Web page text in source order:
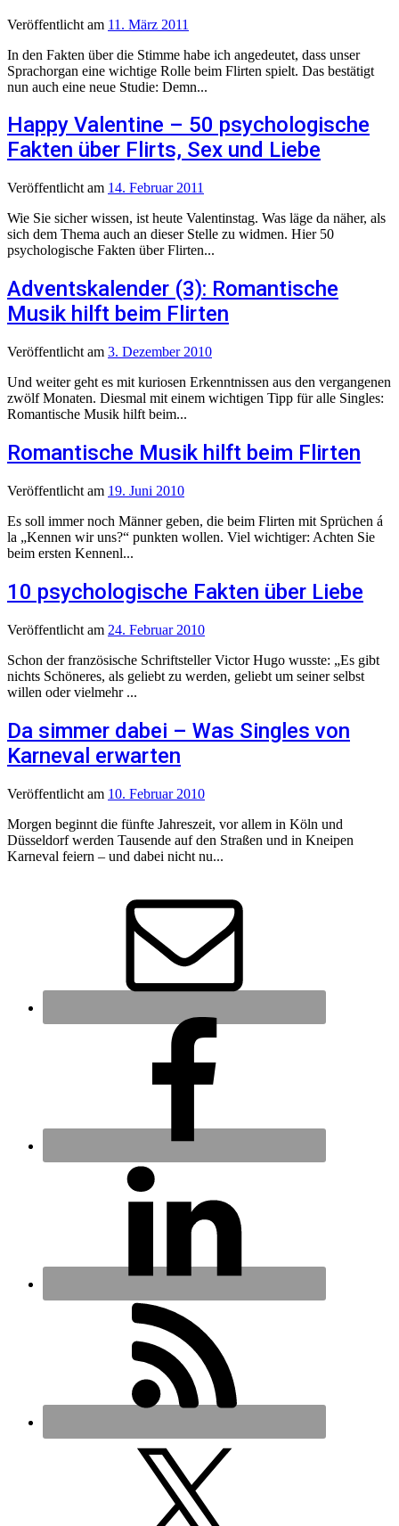
Veröffentlicht am 11. März 2011
In den Fakten über die Stimme habe ich angedeutet, dass unser
Sprachorgan eine wichtige Rolle beim Flirten spielt. Das bestätigt
nun auch eine neue Studie: Demn...
Happy Valentine – 50 psychologische
Fakten über Flirts, Sex und Liebe
Veröffentlicht am 14. Februar 2011
Wie Sie sicher wissen, ist heute Valentinstag. Was läge da näher, als
sich dem Thema auch an dieser Stelle zu widmen. Hier 50
psychologische Fakten über Flirten...
Adventskalender (3): Romantische
Musik hilft beim Flirten
Veröffentlicht am 3. Dezember 2010
Und weiter geht es mit kuriosen Erkenntnissen aus den vergangenen
zwölf Monaten. Diesmal mit einem wichtigen Tipp für alle Singles:
Romantische Musik hilft beim...
Romantische Musik hilft beim Flirten
Veröffentlicht am 19. Juni 2010
Es soll immer noch Männer geben, die beim Flirten mit Sprüchen á
la „Kennen wir uns?“ punkten wollen. Viel wichtiger: Achten Sie
beim ersten Kennenl...
10 psychologische Fakten über Liebe
Veröffentlicht am 24. Februar 2010
Schon der französische Schriftsteller Victor Hugo wusste: „Es gibt
nichts Schöneres, als geliebt zu werden, geliebt um seiner selbst
willen oder vielmehr ...
Da simmer dabei – Was Singles von
Karneval erwarten
Veröffentlicht am 10. Februar 2010
Morgen beginnt die fünfte Jahreszeit, vor allem in Köln und
Düsseldorf werden Tausende auf den Straßen und in Kneipen
Karneval feiern – und dabei nicht nu...